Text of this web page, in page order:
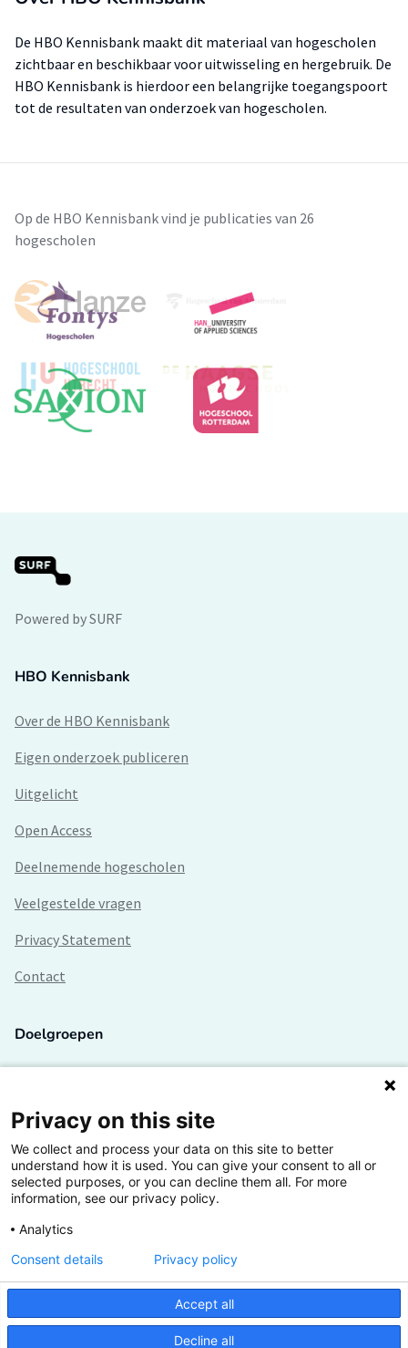
De HBO Kennisbank maakt dit materiaal van hogescholen
zichtbaar en beschikbaar voor uitwisseling en hergebruik. De
HBO Kennisbank is hierdoor een belangrijke toegangspoort
tot de resultaten van onderzoek van hogescholen.
Op de HBO Kennisbank vind je publicaties van 26
hogescholen
Powered by SURF
HBO Kennisbank
Over de HBO Kennisbank
Eigen onderzoek publiceren
Uitgelicht
Open Access
Deelnemende hogescholen
Veelgestelde vragen
Privacy Statement
Contact
Doelgroepen
Lectoren en onderzoekers
Bedrijven
Hogescholen
De grootste kennisbank van het HBO
Inspiratie op jouw vakgebied
Privacy on this site
We collect and process your data on this site to better
understand how it is used. You can give your consent to all or
selected purposes, or you can decline them all. For more
information, see our privacy policy.
Analytics
Accept all
Decline all
Consent details Privacy policy